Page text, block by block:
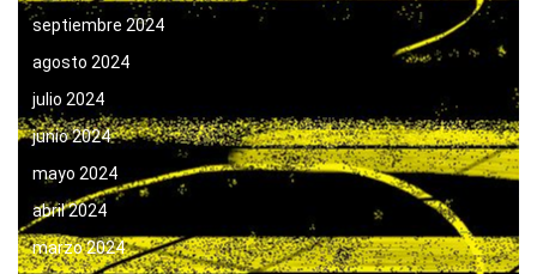
septiembre 2024
agosto 2024
julio 2024
junio 2024
mayo 2024
abril 2024
marzo 2024